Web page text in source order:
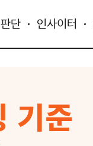
단 인사이터